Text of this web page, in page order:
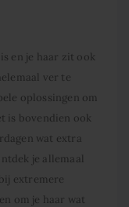
en je haar zit ook
ver te
oplossingen om
is bovendien ook
wat extra
je allemaal
extremere
om je haar wat